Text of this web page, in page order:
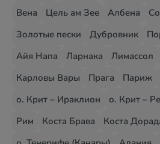
Вена
Цель ам Зее Албена
Золотые пески
Дубровник
Айя Напа
Ларнака Лимассол
Карловы Вары
Прага Париж
о. Крит – Ираклион
о. Крит –
Рим
Коста Брава Коста